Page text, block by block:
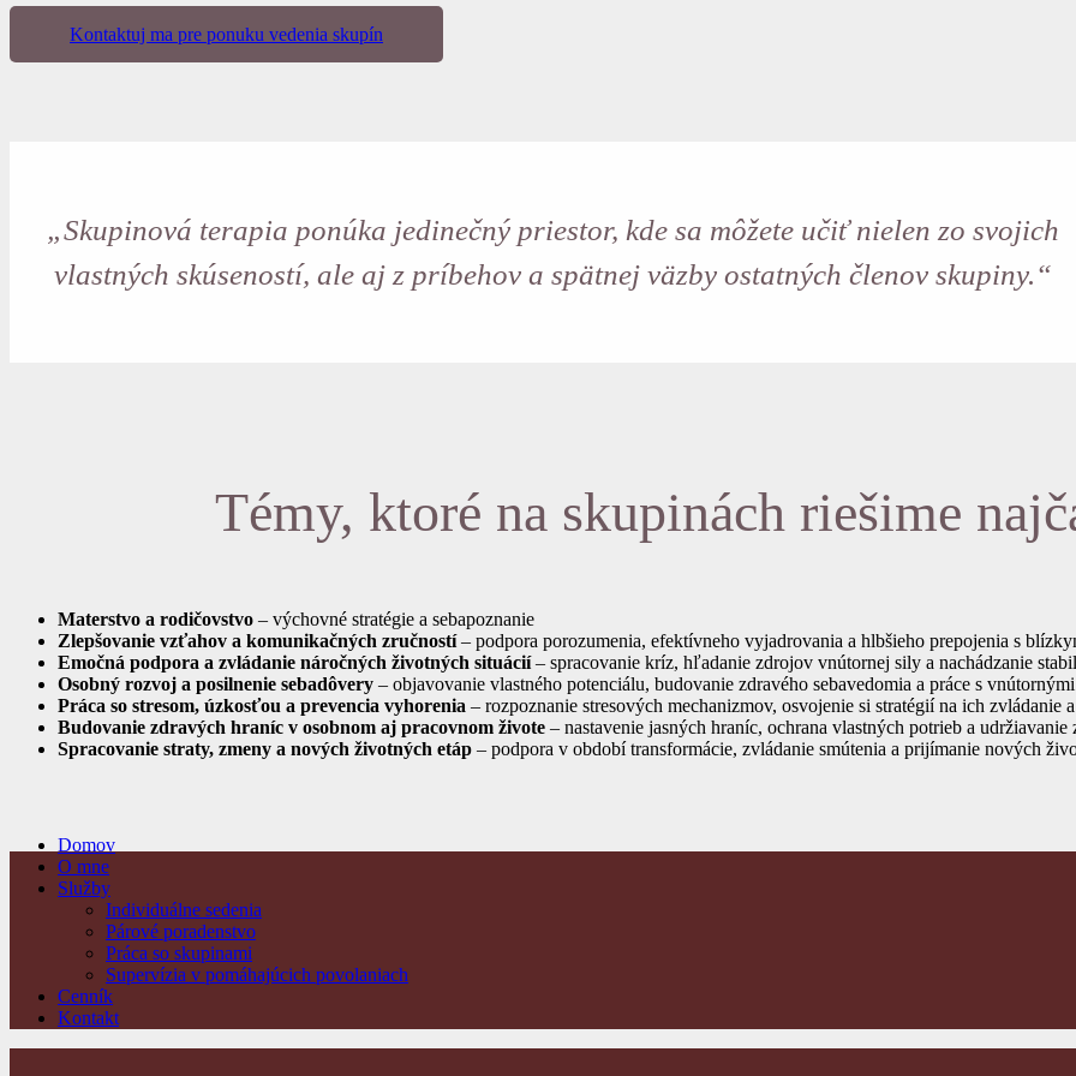
Kontaktuj ma pre ponuku vedenia skupín
„Skupinová terapia ponúka jedinečný priestor, kde sa môžete učiť nielen zo svojich
vlastných skúseností, ale aj z príbehov a spätnej väzby ostatných členov skupiny.“
Témy, ktoré na skupinách riešime
Materstvo a rodičovstvo – výchovné stratégie a sebapoznanie
Zlepšovanie vzťahov a komunikačných zručností– podpora porozumenia, efektívneho vyjadrovania a hlbšieho prepojenia s
Emočná podpora a zvládanie náročných životných situácií– spracovanie kríz, hľadanie zdrojov vnútornej sily a nachádzanie
Osobný rozvoj a posilnenie sebadôvery – objavovanie vlastného potenciálu, budovanie zdravého sebavedomia a práce s
Práca so stresom, úzkosťou a prevencia vyhorenia – rozpoznanie stresových mechanizmov, osvojenie si stratégií na ich zvládanie
Budovanie zdravých hraníc v osobnom aj pracovnom živote – nastavenie jasných hraníc, ochrana vlastných potrieb a
Spracovanie straty, zmeny a nových životných etáp – podpora v období transformácie, zvládanie smútenia a prijímanie nových
Domov
O mne
Služby
Individuálne sedenia
Párové poradenstvo
Práca so skupinami
Supervízia v pomáhajúcich povolaniach
Cenník
Kontakt